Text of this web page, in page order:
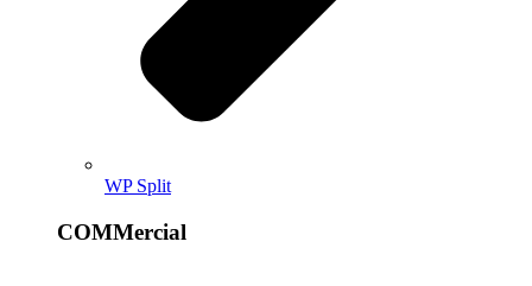
WP Split
COMMercial